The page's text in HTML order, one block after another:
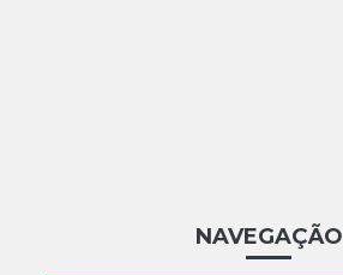
NAVEGAÇÃO